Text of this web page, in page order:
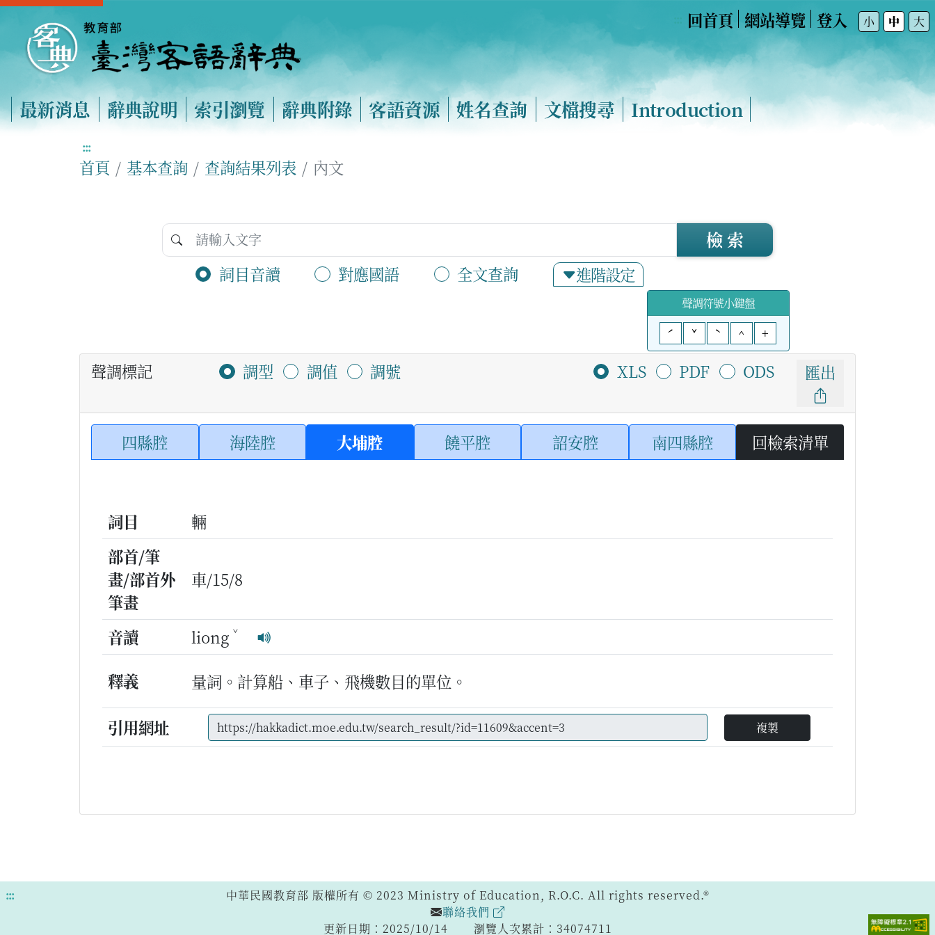
回首頁 網站導覽 登入 小 中 大
最新消息 辭典說明 索引瀏覽 辭典附錄 客語資源 姓名查詢 文檔搜尋 Introduction
:::
首頁 基本查詢 查詢結果列表 內文
詞目音讀 對應國語 全文查詢 進階設定
檢 索
聲調符號小鍵盤
ˊ
ˇ ˋ ^ +
聲調標記 調型 調值 調號 XLS PDF ODS 匯出
四縣腔 海陸腔 大埔腔 饒平腔 詔安腔 南四縣腔 回檢索清單
詞目
輛
部首/筆
畫/部首外
筆畫
車/15/8
音讀 liong ˇ
釋義 量詞。計算船、車子、飛機數目的單位。
引用網址 複製
:::
中華民國教育部 版權所有 © 2023 Ministry of Education, R.O.C. All rights reserved.®
聯絡我們
更新日期：2025/10/14
瀏覽人次累計：34074711